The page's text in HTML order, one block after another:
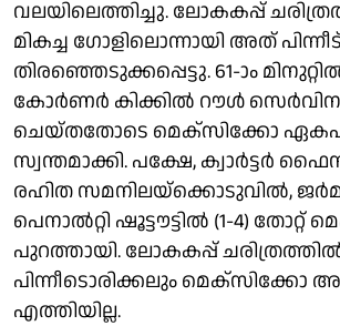
വലയിലെത്തിച്ചു. ലോകകപ്പ്
മികച്ച ഗോളിലൊന്നായി അത്
തിരഞ്ഞെടുക്കപ്പെട്ടു. 61-ാം
കോര്‍ണര്‍ കിക്കില്‍ റൗള്‍
ചെയ്തതോടെ മെക്സിക്കോ
സ്വന്തമാക്കി. പക്ഷേ, ക്വാര്‍ട്ടര്‍
രഹിത സമനിലയ്ക്കൊടുവില്‍,
പെനാല്‍റ്റി ഷൂട്ടൗട്ടില്‍ (1-4) തോറ്റ്
പുറത്തായി. ലോകകപ്പ്
പിന്നീടൊരിക്കലും മെക്സിക്കോ
എത്തിയില്ല.